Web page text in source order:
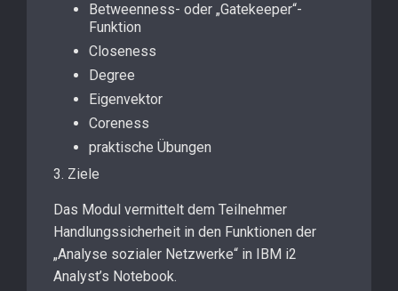
Betweenness- oder „Gatekeeper“-
Funktion
Closeness
Degree
Eigenvektor
Coreness
praktische Übungen
3. Ziele
Das Modul vermittelt dem Teilnehmer
Handlungssicherheit in den Funktionen der
„Analyse sozialer Netzwerke“ in IBM i2
Analyst’s Notebook.